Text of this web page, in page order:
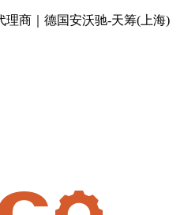
理商｜德国安沃驰-天筹(上海)